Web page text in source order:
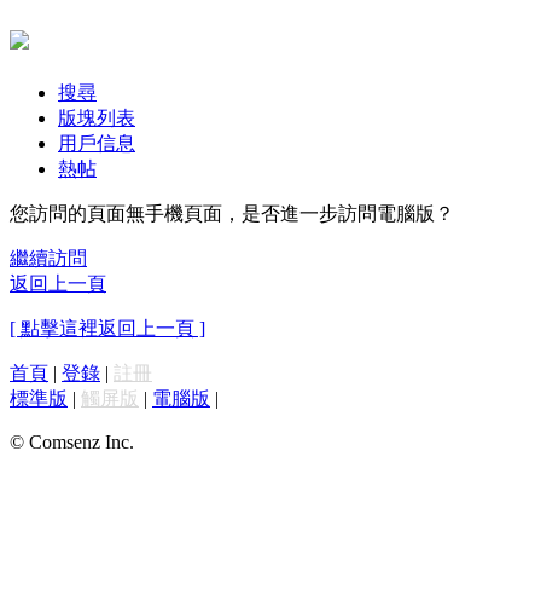
搜尋
版塊列表
用戶信息
熱帖
您訪問的頁面無手機頁面，是否進一步訪問電腦版？
繼續訪問
返回上一頁
[ 點擊這裡返回上一頁 ]
首頁 | 登錄 | 註冊
標準版 | 觸屏版 | 電腦版 |
© Comsenz Inc.